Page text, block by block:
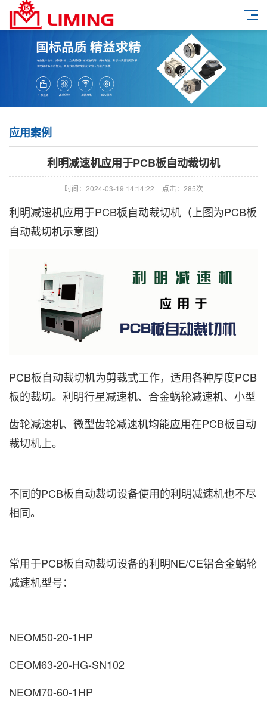
应用案例
利明减速机应用于PCB板自动裁切机
时间：2024-03-19 14:14:22 点击：285次
利明减速机应用于PCB板自动裁切机（上图为PCB板
自动裁切机示意图）
PCB板自动裁切机为剪裁式工作，适用各种厚度PCB
板的裁切。利明行星减速机、合金蜗轮减速机、小型
齿轮减速机、微型齿轮减速机均能应用在PCB板自动
裁切机上。
不同的PCB板自动裁切设备使用的利明减速机也不尽
相同。
常用于PCB板自动裁切设备的利明NE/CE铝合金蜗轮
减速机型号：
NEOM50-20-1HP
CEOM63-20-HG-SN102
NEOM70-60-1HP